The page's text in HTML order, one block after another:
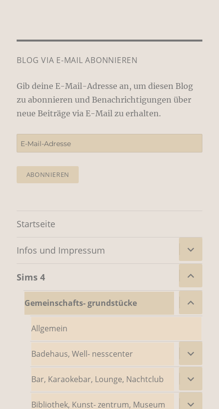
BLOG VIA E-MAIL ABONNIEREN
Gib deine E-Mail-Adresse an, um diesen Blog
zu abonnieren und Benachrichtigungen über
neue Beiträge via E-Mail zu erhalten.
E-
Mail-
Adresse
ABONNIEREN
Startseite
Infos und Impressum Untermenü
öffnen
Sims 4 Untermenü
öffnen
Gemeinschafts- grundstücke Untermenü
öffnen
Allgemein
Badehaus, Well- nesscenter Untermenü
öffnen
Bar, Karaokebar, Lounge, Nachtclub Untermenü
öffnen
Bibliothek, Kunst- zentrum, Museum Untermenü
öffnen